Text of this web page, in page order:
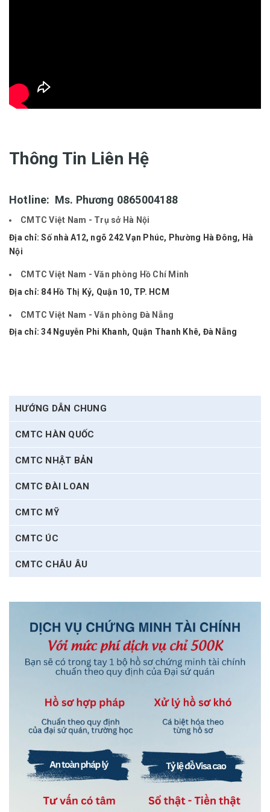
Thông Tin Liên Hệ
Hotline: Ms. Phương 0865004188
CMTC Việt Nam - Trụ sở Hà Nội
Địa chỉ:Số nhà A12, ngõ 242 Vạn Phúc, Phường Hà Đông, Hà
Nội
CMTC Việt Nam - Văn phòng Hồ Chí Minh
Địa chỉ: 84 Hồ Thị Kỷ, Quận 10, TP. HCM
CMTC Việt Nam - Văn phòng Đà Nẵng
Địa chỉ: 34 Nguyễn Phi Khanh, Quận Thanh Khê, Đà Nẵng
HƯỚNG DẪN CHUNG
CMTC HÀN QUỐC
CMTC NHẬT BẢN
CMTC ĐÀI LOAN
CMTC MỸ
CMTC ÚC
CMTC CHÂU ÂU